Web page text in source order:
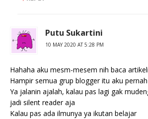
Putu Sukartini
10 MAY 2020 AT 5:28 PM
Hahaha aku mesm-mesem nih baca
Hampir semua grup blogger itu aku
Ya jalanin ajalah, kalau pas lagi gak
jadi silent reader aja
Kalau pas ada ilmunya ya ikutan belajar